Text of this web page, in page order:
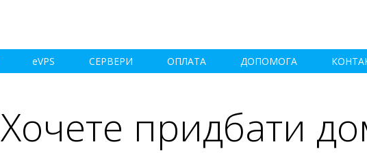
eVPS СЕРВЕРИ ОПЛАТА ДОПОМОГА
Хочете придбати